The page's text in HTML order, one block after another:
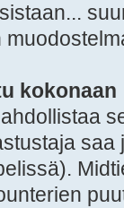
kokonaan